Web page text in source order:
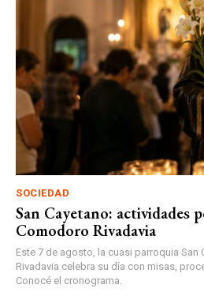
SOCIEDAD
San Cayetano: actividades
Comodoro Rivadavia
Este 7 de agosto, la cuasi parroquia San
Rivadavia celebra su día con misas,
Conocé el cronograma.